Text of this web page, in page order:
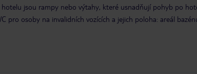
hotelu jsou rampy nebo výtahy, které usnadňují pohyb po
pro osoby na invalidních vozících a jejich poloha: areál